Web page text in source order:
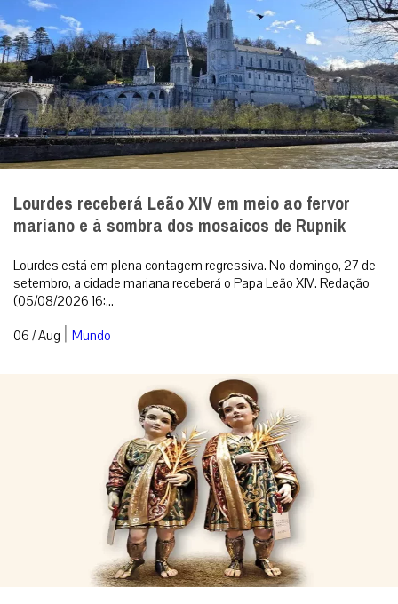
Lourdes receberá Leão XIV em meio ao fervor
mariano e à sombra dos mosaicos de Rupnik
Lourdes está em plena contagem regressiva. No domingo, 27 de
setembro, a cidade mariana receberá o Papa Leão XIV. Redação
(05/08/2026 16:...
06 / Aug | Mundo